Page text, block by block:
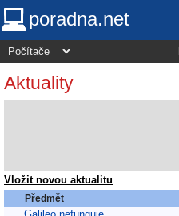
poradna.net
Aktuality
Vložit novou aktualitu
Předmět